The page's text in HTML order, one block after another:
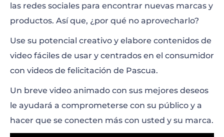
las redes sociales para encontrar nuevas marcas y
productos. Así que, ¿por qué no aprovecharlo?
Use su potencial creativo y elabore contenidos de
video fáciles de usar y centrados en el consumidor
con videos de felicitación de Pascua.
Un breve video animado con sus mejores deseos
le ayudará a comprometerse con su público y a
hacer que se conecten más con usted y su marca.